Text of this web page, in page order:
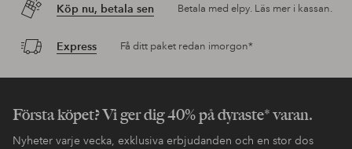
Köp nu, betala sen Betala med elpy. Läs mer i kassan.
Express Få ditt paket redan imorgon*
Första köpet? Vi ger dig 40% på dyraste* varan.
Nyheter varje vecka, exklusiva erbjudanden och en stor dos